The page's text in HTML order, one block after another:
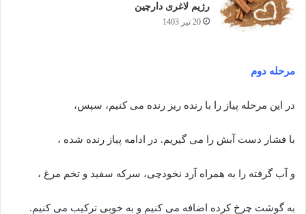
رژیم لاغری دارچین
20 تیر 1403
مرحله دوم
در این مرحله پیاز را با رنده ریز رنده می کنیم، سپس،
با فشار دست آبش را می گیریم. در ادامه پیاز رنده شده ،
و آب گرفته را به همراه آرد نخودچی، سرکه سفید و تخم مرغ ،
به گوشت چرخ کرده اضافه می کنیم و به خوبی ترکیب می کنیم.